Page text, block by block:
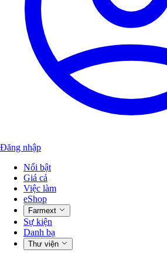
Đăng nhập
Nổi bật
Giá cả
Việc làm
eShop
Farmext
Sự kiện
Danh bạ
Thư viện